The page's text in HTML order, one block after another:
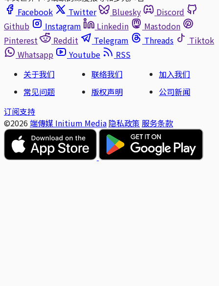
Facebook
Twitter Bluesky
Discord
Github
Instagram Linkedin
Mastodon
Pinterest
Reddit Telegram Threads
Tiktok
Whatsapp
Youtube
RSS
关于我们
联络我们
加入我们
常见问题
版权声明
公司新闻
订阅支持
©2026 端傳媒 Initium Media 隐私政策 服务条款